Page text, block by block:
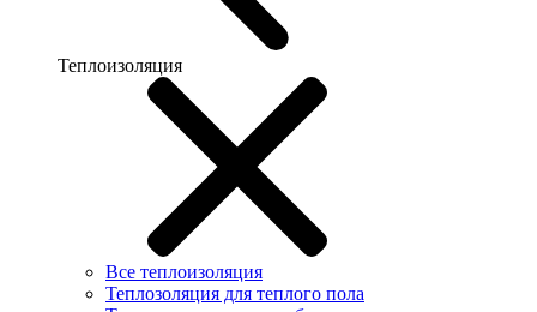
Теплоизоляция
Все теплоизоляция
Теплозоляция для теплого пола